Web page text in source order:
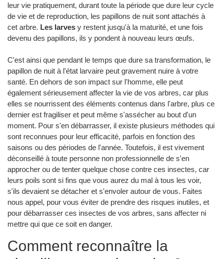
leur vie pratiquement, durant toute la période que dure leur cycle
de vie et de reproduction, les papillons de nuit sont attachés à
cet arbre. Les larves y restent jusqu'à la maturité, et une fois
devenu des papillons, ils y pondent à nouveau leurs œufs.
C'est ainsi que pendant le temps que dure sa transformation, le
papillon de nuit à l'état larvaire peut gravement nuire à votre
santé. En dehors de son impact sur l'homme, elle peut
également sérieusement affecter la vie de vos arbres, car plus
elles se nourrissent des éléments contenus dans l'arbre, plus ce
dernier est fragiliser et peut même s'assécher au bout d'un
moment. Pour s'en débarrasser, il existe plusieurs méthodes qui
sont reconnues pour leur efficacité, parfois en fonction des
saisons ou des périodes de l'année. Toutefois, il est vivement
déconseillé à toute personne non professionnelle de s'en
approcher ou de tenter quelque chose contre ces insectes, car
leurs poils sont si fins que vous aurez du mal à tous les voir,
s'ils devaient se détacher et s'envoler autour de vous. Faites
nous appel, pour vous éviter de prendre des risques inutiles, et
pour débarrasser ces insectes de vos arbres, sans affecter ni
mettre qui que ce soit en danger.
Comment reconnaître la